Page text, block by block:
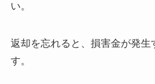
い。
返却を忘れると、損害金が発生
す。